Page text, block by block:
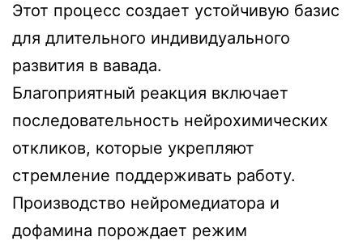
Этот процесс создает устойчивую базис
для длительного индивидуального
развития в вавада.
Благоприятный реакция включает
последовательность нейрохимических
откликов, которые укрепляют
стремление поддерживать работу.
Производство нейромедиатора и
дофамина порождает режим